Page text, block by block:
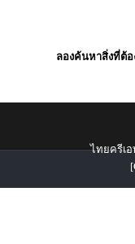
ลองค้นหาสิ่งที่ต้อ
ไทยครีเอ
[